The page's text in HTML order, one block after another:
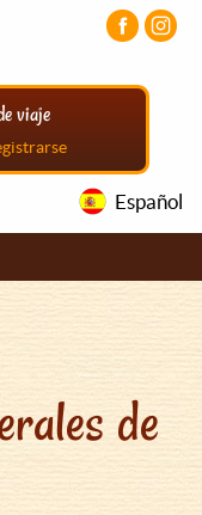
viaje
Español
de